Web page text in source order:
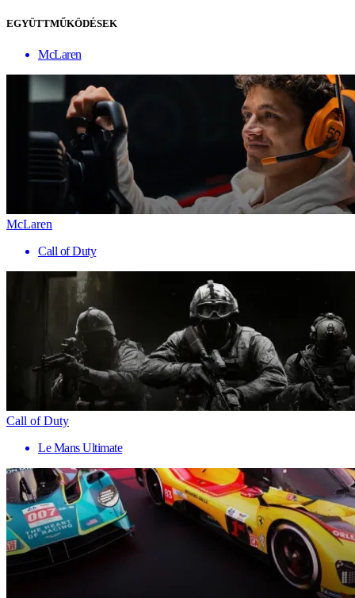
EGYÜTTMŰKÖDÉSEK
McLaren
McLaren
Call of Duty
Call of Duty
Le Mans Ultimate